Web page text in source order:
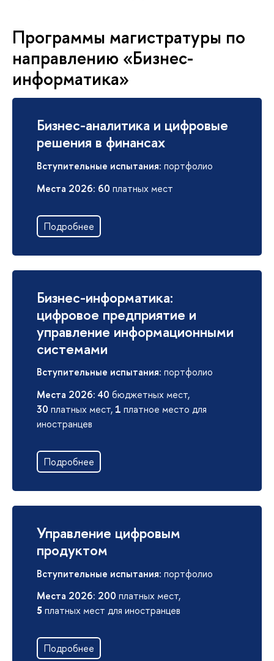
Программы магистратуры по
направлению «Бизнес-
информатика»
Бизнес-аналитика и цифровые
решения в финансах
Вступительные испытания: портфолио
Места 2026: 60 платных мест
Подробнее
Бизнес-информатика:
цифровое предприятие и
управление информационными
системами
Вступительные испытания: портфолио
Места 2026: 40 бюджетных мест,
30 платных мест,1 платное место для
иностранцев
Подробнее
Управление цифровым
продуктом
Вступительные испытания: портфолио
Места 2026: 200 платных мест,
5платных мест для иностранцев
Подробнее